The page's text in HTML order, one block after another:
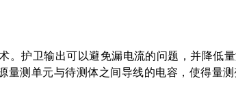
护卫输出可以避免漏电流的问题，并降低
测单元与待测体之间导线的电容，使得量测